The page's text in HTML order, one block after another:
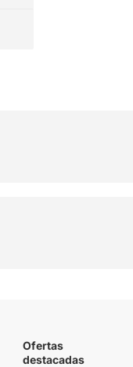
Ofertas
destacadas